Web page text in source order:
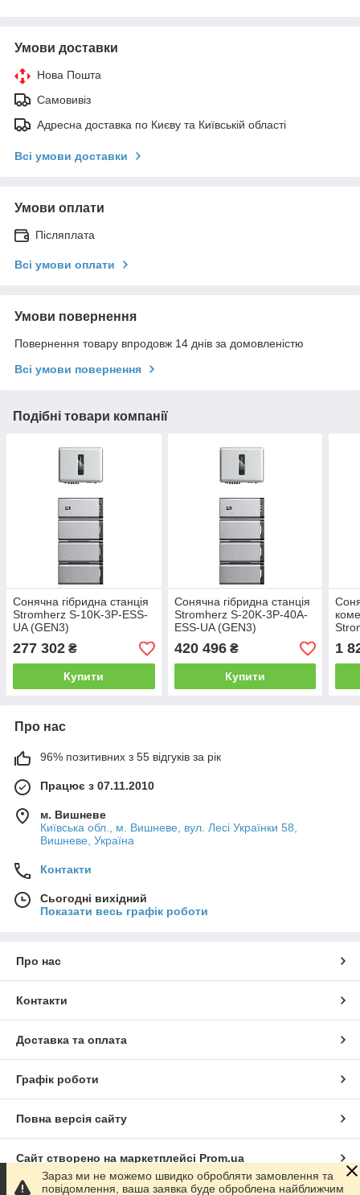
Умови доставки
Нова Пошта
Самовивіз
Адресна доставка по Києву та Київській області
Всі умови доставки
Умови оплати
Післяплата
Всі умови оплати
Умови повернення
Повернення товару впродовж 14 днів за домовленістю
Всі умови повернення
Подібні товари компанії
Сонячна гібридна станція
Stromherz S-10K-3Р-ESS-
UA (GEN3)
277 302 ₴
Купити
Сонячна гібридна станція
Stromherz S-20K-3Р-40А-
ESS-UA (GEN3)
420 496₴
Купити
1
Про нас
96% позитивних з 55 відгуків за рік
Працює з 07.11.2010
м. Вишневе
Київська обл., м. Вишневе, вул. Лесі Українки 58,
Вишневе, Україна
Контакти
Сьогодні вихідний
Показати весь графік роботи
Про нас
Контакти
Доставка та оплата
Графік роботи
Повна версія сайту
Сайт створено на маркетплейсі Prom.ua
Зараз ми не можемо швидко обробляти замовлення та
повідомлення, ваша заявка буде оброблена найближчим